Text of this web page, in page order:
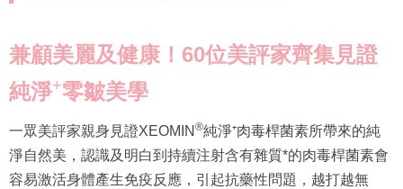
兼顧美麗及健康！ 60位美評家齊集見證
純淨+零皺美學
一眾美評家親身見證XEOMIN ®純淨⁺肉毒桿菌素所帶來的純
淨自然美，認識及明白到持續注射含有雜質*的肉毒桿菌素會
容易激活身體產生免疫反應，引起抗藥性問題，越打越無